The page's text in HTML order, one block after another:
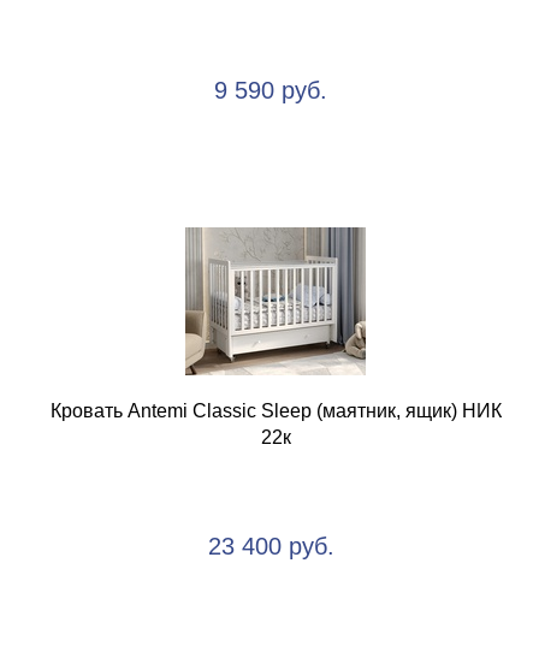
9 590 руб.
Кровать Antemi Classic Sleep (маятник, ящик) НИК
22к
23 400 руб.